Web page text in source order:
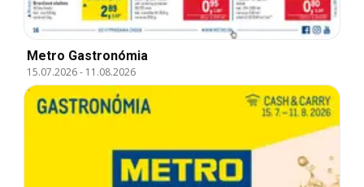
Metro Gastronómia
15.07.2026- 11.08.2026